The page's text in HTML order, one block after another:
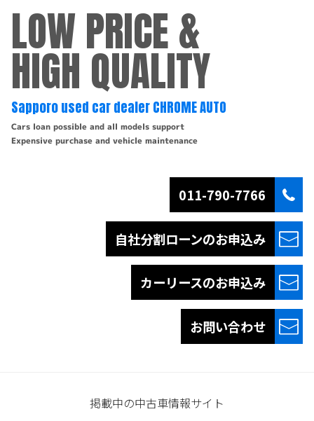
LOW PRICE &
HIGH QUALITY
Sapporo used car dealer CHROME AUTO
Cars loan possible and all models support
Expensive purchase and vehicle maintenance
011-790-7766
自社分割ローンのお申込み
カーリースのお申込み
お問い合わせ
掲載中の中古車情報サイト